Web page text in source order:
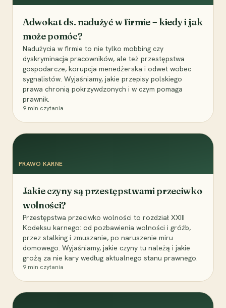
Adwokat ds. nadużyć w firmie – kiedy i jak
może pomóc?
Nadużycia w firmie to nie tylko mobbing czy
dyskryminacja pracowników, ale też przestępstwa
gospodarcze, korupcja menedżerska i odwet wobec
sygnalistów. Wyjaśniamy, jakie przepisy polskiego
prawa chronią pokrzywdzonych i w czym pomaga
prawnik.
9 min czytania
PRAWO KARNE
Jakie czyny są przestępstwami przeciwko
wolności?
Przestępstwa przeciwko wolności to rozdział XXIII
Kodeksu karnego: od pozbawienia wolności i gróźb,
przez stalking i zmuszanie, po naruszenie miru
domowego. Wyjaśniamy, jakie czyny tu należą i jakie
grożą za nie kary według aktualnego stanu prawnego.
9 min czytania